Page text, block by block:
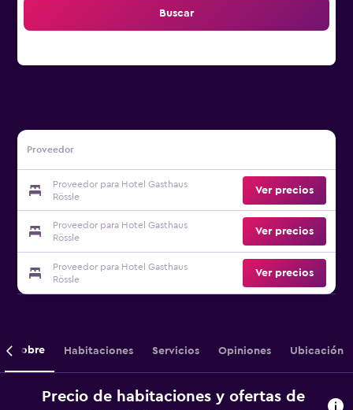
Buscar
Proveedor
Proveedor para Hotel Gasthaus
Rössle
Ver precios
Proveedor para Hotel Gasthaus
Rössle
Ver precios
Proveedor para Hotel Gasthaus
Rössle
Ver precios
Sobre Habitaciones Servicios Opiniones Ubicación
Precio de habitaciones y ofertas de